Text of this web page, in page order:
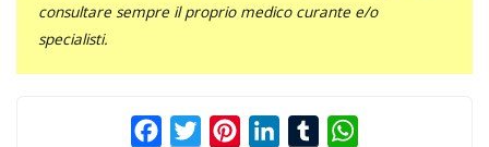
consultare sempre il proprio medico curante e/o
specialisti.
FacebookTwitterPinterestLinkedInTumblr